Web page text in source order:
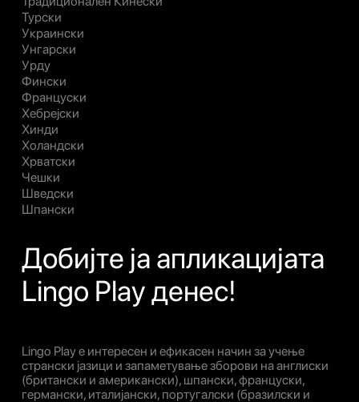
Турски
Украински
Унгарски
Урду
Фински
Француски
Хебрејски
Хинди
Холандски
Хрватски
Чешки
Шведски
Шпански
Добијте ја апликацијата
Lingo Play денес!
Lingo Play е интересен и ефикасен начин за учење
странски јазици и запаметување зборови на англиски
(британски и американски), шпански, француски,
германски, италијански, португалски (бразилски и